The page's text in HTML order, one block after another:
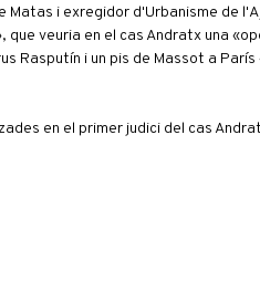
Matas i exregidor d'Urbanisme de
veuria en el cas Andratx una
Rasputín i un pis de Massot a
en el primer judici del cas